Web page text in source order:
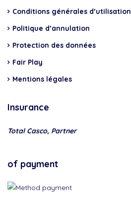
Conditions générales d’utilisation
Politique d’annulation
Protection des données
Fair Play
Mentions légales
Insurance
Total Casco, Partner
of payment